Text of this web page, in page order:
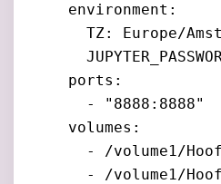
    environment:
TZ: Europe/
    ports:
      - "8888:8888"
    volumes:
- /volume1/
- /volume1/